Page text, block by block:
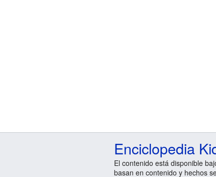
Enciclopedia
El contenido está disponible
basan en contenido y hechos